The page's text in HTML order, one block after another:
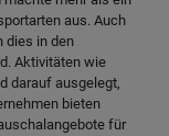
aus. Auch
dies in den
Aktivitäten wie
darauf ausgelegt,
bieten
für